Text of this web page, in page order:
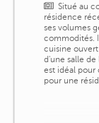
Situé au
résidence
ses volumes
commodités.
cuisine ouvert
d'une salle de
est idéal pour
pour une